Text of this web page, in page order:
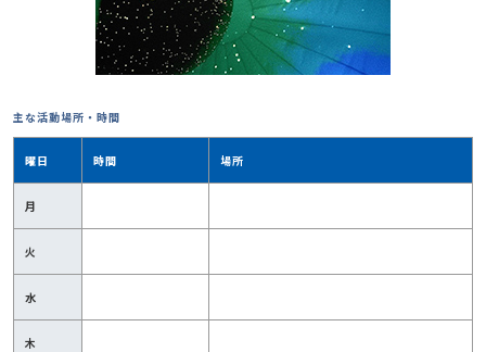
主な活動場所・時間
曜日 時間 場所
月
火
水
木